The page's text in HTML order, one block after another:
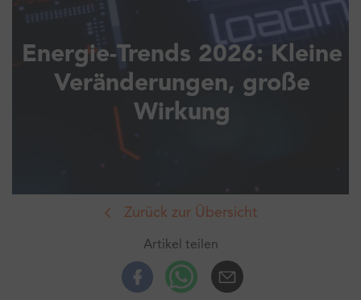
Energie-Trends 2026: Kleine
Veränderungen, große
Wirkung
Zurück zur Übersicht
Artikel teilen
FacebookWhatsup